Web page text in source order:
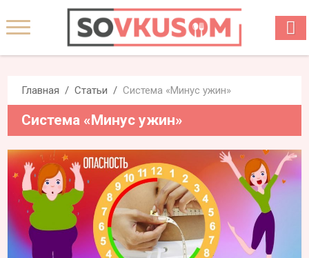
Главная Статьи Система «Минус ужин»
Система «Минус ужин»